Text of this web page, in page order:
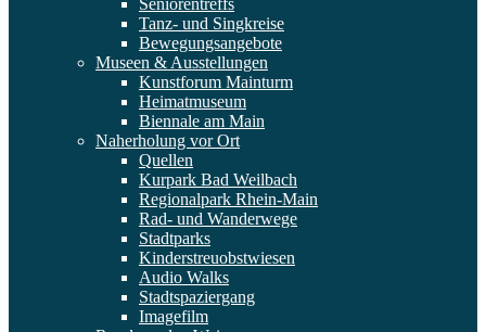
Seniorentreffs
Tanz- und Singkreise
Bewegungsangebote
Museen & Ausstellungen
Kunstforum Mainturm
Heimatmuseum
Biennale am Main
Naherholung vor Ort
Quellen
Kurpark Bad Weilbach
Regionalpark Rhein-Main
Rad- und Wanderwege
Stadtparks
Kinderstreuobstwiesen
Audio Walks
Stadtspaziergang
Imagefilm